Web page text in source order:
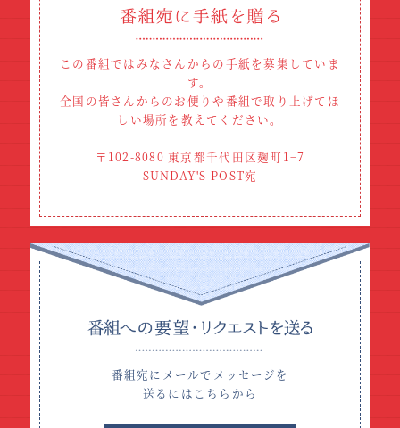
この番組ではみなさんからの手紙を募集していま
す。
全国の皆さんからのお便りや番組で取り上げてほ
しい場所を教えてください。
〒102-8080 東京都千代田区麹町1−7
SUNDAY'S POST宛
番組宛にメールでメッセージを
送るにはこちらから